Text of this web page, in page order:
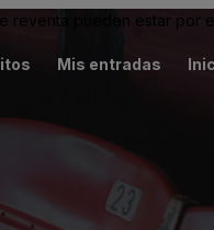
reventa pueden estar por
Mis entradas